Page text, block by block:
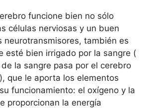
funcione bien no sólo
células nerviosas y un buen
neurotransmisores, también es
esté bien irrigado por la sangre (
la sangre pasa por el cerebro
que le aporta los elementos
funcionamiento: el oxígeno y la
proporcionan la energía